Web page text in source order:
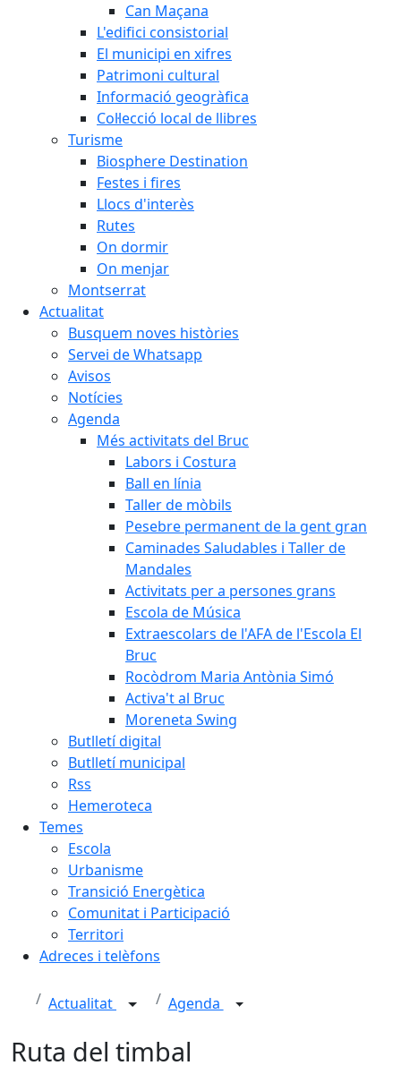
Can Maçana
L'edifici consistorial
El municipi en xifres
Patrimoni cultural
Informació geogràfica
Col·lecció local de llibres
Turisme
Biosphere Destination
Festes i fires
Llocs d'interès
Rutes
On dormir
On menjar
Montserrat
Actualitat
Busquem noves històries
Servei de Whatsapp
Avisos
Notícies
Agenda
Més activitats del Bruc
Labors i Costura
Ball en línia
Taller de mòbils
Pesebre permanent de la gent gran
Caminades Saludables i Taller de
Mandales
Activitats per a persones grans
Escola de Música
Extraescolars de l'AFA de l'Escola El
Bruc
Rocòdrom Maria Antònia Simó
Activa't al Bruc
Moreneta Swing
Butlletí digital
Butlletí municipal
Rss
Hemeroteca
Temes
Escola
Urbanisme
Transició Energètica
Comunitat i Participació
Territori
Adreces i telèfons
Actualitat Agenda
Ruta del timbal